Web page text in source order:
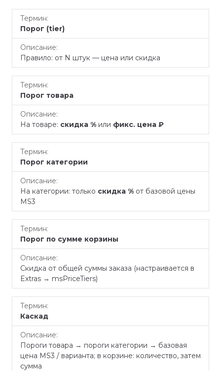
Термин
Порог (tier)
Правило: от N штук — цена или скидка
Порог товара
На товаре: скидка % или фикс. цена ₽
Порог категории
На категории: только скидка % от базовой цены
MS3
Порог по сумме корзины
Скидка от общей суммы заказа (настраивается в
Extras → msPriceTiers)
Каскад
Пороги товара → пороги категории → базовая
цена MS3 / варианта; в корзине: количество, затем
сумма